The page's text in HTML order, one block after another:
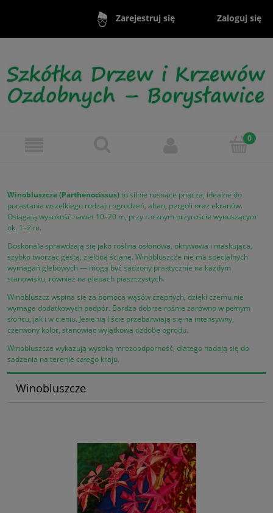
Zarejestruj się Zaloguj się
Winobluszcze (Parthenocissus)to silnie rosnące pnącza, idealne do
porastania wszelkiego rodzaju ogrodzeń, altan, pergoli oraz ekranów.
Osiągają wysokość nawet 10–20 m, przy rocznym przyroście wynoszącym
ok. 1–2 m.
Doskonale sprawdzają się jako roślina osłonowa, okrywowa i maskująca,
szybko tworząc gęstą, zieloną ścianę. Winobluszcze nie ma specjalnych
wymagań glebowych — mogą być sadzony praktycznie na każdym
stanowisku, również na glebach piaszczystych.
Winobluszcz wspina się za pomocą wąsów czepnych, dzięki czemu nie
wymaga dodatkowych podpór. Bardzo dobrze rośnie zarówno w pełnym
słońcu, jak i w cieniu. Jesienią liście przebarwiają się na intensywny,
czerwony kolor, stanowiąc wyjątkową ozdobę ogrodu.
Winobluszcze wykazują wysoką mrozoodporność, dlatego nadają się do
sadzenia na terenie całego kraju.
Winobluszcze